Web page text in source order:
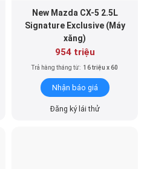
New Mazda CX-5 2.5L
Signature Exclusive (Máy
xăng)
954 triệu
Trả hàng tháng từ: 16 triệu x 60
Nhận báo giá
Đăng ký lái thử